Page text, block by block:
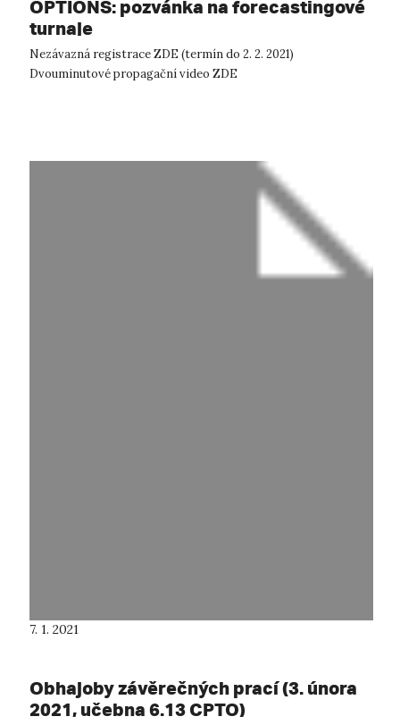
OPTIONS: pozvánka na forecastingové
turnaje
Nezávazná registrace ZDE (termín do 2. 2. 2021)
Dvouminutové propagační video ZDE
7. 1. 2021
Obhajoby závěrečných prací (3. února
2021, učebna 6.13 CPTO)